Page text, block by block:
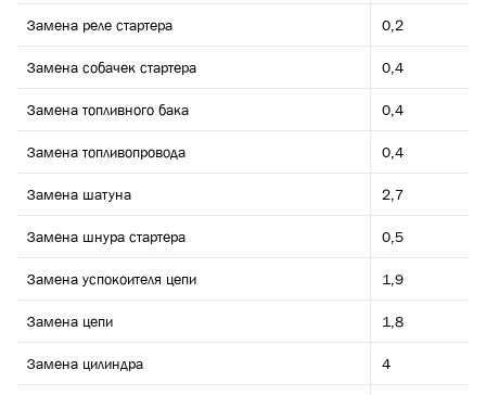
Замена реле стартера 0,2
Замена собачек стартера 0,4
Замена топливного бака 0,4
Замена топливопровода 0,4
Замена шатуна 2,7
Замена шнура стартера 0,5
Замена успокоителя цепи 1,9
Замена цепи 1,8
Замена цилиндра 4